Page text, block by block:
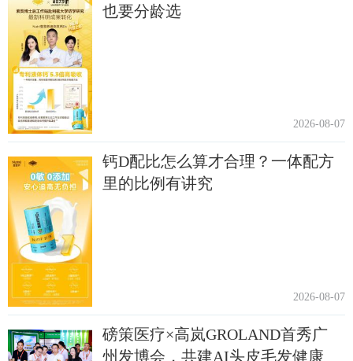
也要分龄选
2026-08-07
钙D配比怎么算才合理？一体配方
里的比例有讲究
2026-08-07
磅策医疗×高岚GROLAND首秀广
州发博会，共建AI头皮毛发健康